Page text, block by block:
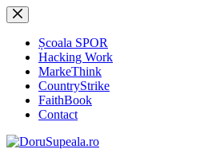
Sari
la
conținutȘcoala SPOR
Hacking Work
MarkeThink
CountryStrike
FaithBook
Contact